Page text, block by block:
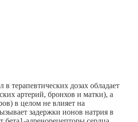
терапевтических дозах обладает
артерий, бронхов и матки), а
в целом не влияет на
задержки ионов натрия в